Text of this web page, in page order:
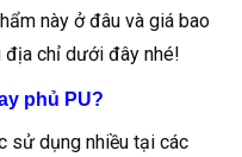
này ở đâu và giá bao
địa chỉ dưới đây nhé!
phủ PU?
sử dụng nhiều tại các